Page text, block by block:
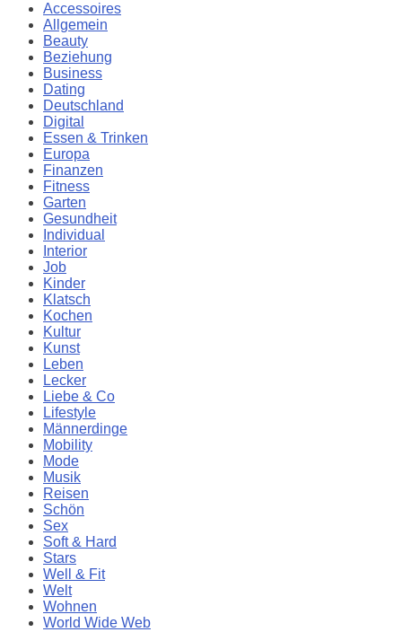
Accessoires
Allgemein
Beauty
Beziehung
Business
Dating
Deutschland
Digital
Essen & Trinken
Europa
Finanzen
Fitness
Garten
Gesundheit
Individual
Interior
Job
Kinder
Klatsch
Kochen
Kultur
Kunst
Leben
Lecker
Liebe & Co
Lifestyle
Männerdinge
Mobility
Mode
Musik
Reisen
Schön
Sex
Soft & Hard
Stars
Well & Fit
Welt
Wohnen
World Wide Web